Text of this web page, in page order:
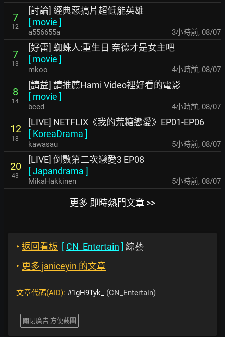
7
12
[討論] 經典惡搞片超低能英雄
[ movie ]
a556655a 3小時前, 08/07
7
13
[好雷] 蜘蛛人:重生日 奈德才是女主吧
[ movie ]
mkoo 4小時前, 08/07
8
14
[請益] 請推薦Hami Video裡好看的電影
[ movie ]
bced 4小時前, 08/07
12
18
[LIVE] NETFLIX《我的荒糖戀愛》EP01-EP06
[ KoreaDrama ]
kawasau 5小時前, 08/07
20
43
[LIVE] 倒數第二次戀愛3 EP08
[Japandrama ]
MikaHakkinen 5小時前, 08/07
更多 即時熱門文章 >>
‣ 返回看板 [ CN_Entertain ] 綜藝
‣ 更多 janiceyin 的文章
文章代碼(AID): #1gH9Tyk_ (CN_Entertain)
關閉廣告 方便截圖